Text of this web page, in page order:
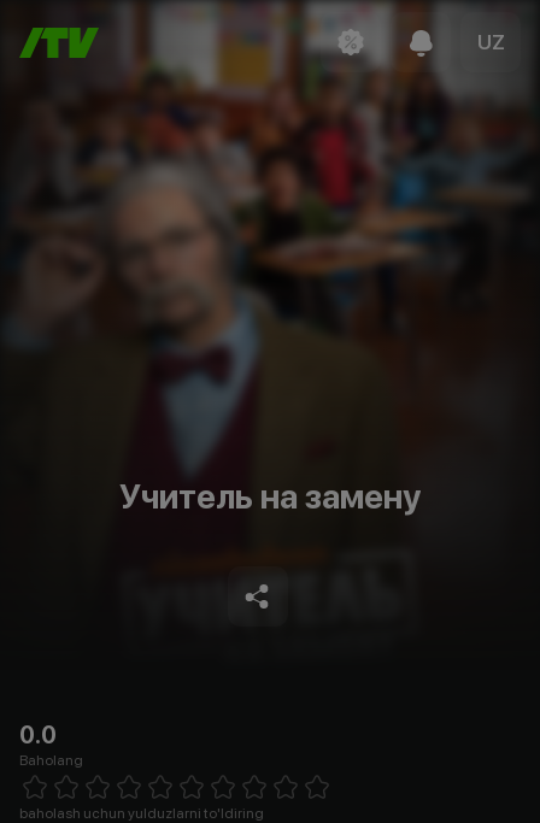
UZ
Учитель на замену
0.0
Baholang
1 Star 2 Stars 3 Stars 4 Stars5 Stars 6 Stars7 Stars8 Stars
baholash uchun yulduzlarni to'ldiring